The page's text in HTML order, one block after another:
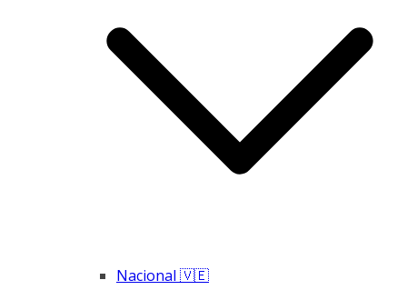
Nacional 🇻🇪